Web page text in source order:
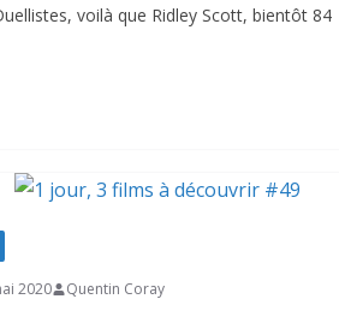
voilà que Ridley Scott, bientôt 84
2020 Quentin Coray